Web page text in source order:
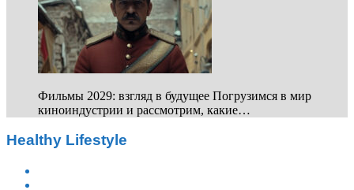
Фильмы 2029: взгляд в будущее Погрузимся в мир
киноиндустрии и рассмотрим, какие…
Healthy Lifestyle